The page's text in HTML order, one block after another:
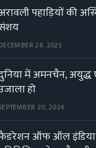
पहाड़ियों की
28, 2025
में अमनचैन, अयुद्ध
हो
20, 2024
ऑफ ऑल इंडिया